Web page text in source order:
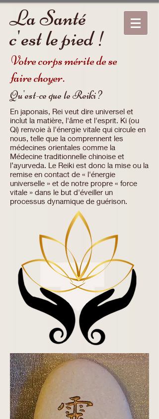
La Santé
c'est le pied !
Votre corps mérite de se
faire choyer.
Qu'est-ce que le Reiki ?
En japonais, Rei veut dire universel et
inclut la matière, l'âme et l'esprit. Ki (ou
Qi) renvoie à l'énergie vitale qui circule en
nous, telle que la comprennent les
médecines orientales comme la
Médecine traditionnelle chinoise et
l’ayurveda. Le Reiki est donc la mise ou la
remise en contact de « l'énergie
universelle » et de notre propre « force
vitale » dans le but d'éveiller un
processus dynamique de guérison.